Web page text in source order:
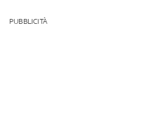
PUBBLICITÀ